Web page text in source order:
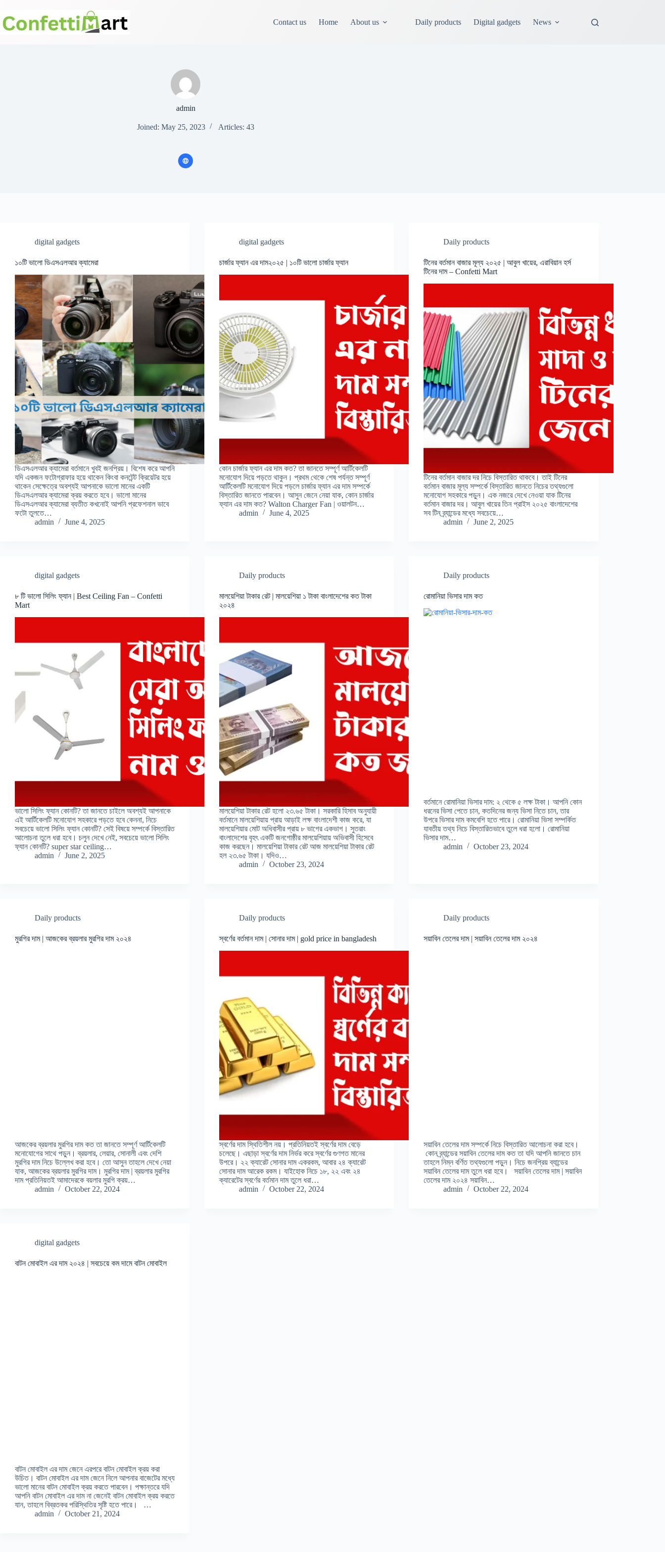
content
Contact us Home About us Daily products Digital gadgets News
admin
Joined: May 25, 2023 Articles: 43
digital gadgets
১০টি ভালো ডিএসএলআর ক্যামেরা
ডিএসএলআর ক্যামেরা বর্তমানে খুবই জনপ্রিয়। বিশেষ করে আপনি
যদি একজন ফটোগ্রাফার হয়ে থাকেন কিংবা কনটেন্ট ক্রিয়েটর হয়ে
থাকেন সেক্ষেত্রে অবশ্যই আপনাকে ভালো মানের একটি
ডিএসএলআর ক্যামেরা ক্রয় করতে হবে। ভালো মানের
ডিএসএলআর ক্যামেরা ব্যতীত কখনোই আপনি প্রফেশনাল ভাবে
ফটো তুলতে…
admin
June 4, 2025
digital gadgets
চার্জার ফ্যান এর দাম২০২৫ | ১০টি ভালো চার্জার ফ্যান
কোন চার্জার ফ্যান এর দাম কত? তা জানতে সম্পূর্ণ আর্টিকেলটি
মনোযোগ দিয়ে পড়তে থাকুন। প্রথম থেকে শেষ পর্যন্ত সম্পূর্ণ
আর্টিকেলটি মনোযোগ দিয়ে পড়লে চার্জার ফ্যান এর দাম সম্পর্কে
বিস্তারিত জানতে পারবেন। আসুন জেনে নেয়া যাক, কোন চার্জার
ফ্যান এর দাম কত? Walton Charger Fan | ওয়ালটন…
admin
June 4, 2025
Daily products
টিনের বর্তমান বাজার মূল্য ২০২৫ | আবুল খায়ের, এরাবিয়ান হর্স
টিনের দাম – Confetti Mart
টিনের বর্তমান বাজার দর নিচে বিস্তারিত থাকবে। তাই টিনের
বর্তমান বাজার মূল্য সম্পর্কে বিস্তারিত জানতে নিচের তথ্যগুলো
মনোযোগ সহকারে পড়ুন। এক নজরে দেখে নেওয়া যাক টিনের
বর্তমান বাজার দর। আবুল খায়ের তিন প্রাইস ২০২৫ বাংলাদেশের
সব টিন ব্র্যান্ডের মধ্যে সবচেয়ে…
admin
June 2, 2025
digital gadgets
৮ টি ভালো সিলিং ফ্যান | Best Ceiling Fan – Confetti
Mart
ভালো সিলিং ফ্যান কোনটি? তা জানতে চাইলে অবশ্যই আপনাকে
এই আর্টিকেলটি মনোযোগ সহকারে পড়তে হবে কেননা, নিচে
সবচেয়ে ভালো সিলিং ফ্যান কোনটি? সেই বিষয়ে সম্পর্কে বিস্তারিত
আলোচনা তুলে ধরা হবে। চলুন দেখে নেই, সবচেয়ে ভালো সিলিং
ফ্যান কোনটি? super star ceiling…
admin
June 2, 2025
Daily products
মালয়েশিয়া টাকার রেট | মালয়েশিয়া ১ টাকা বাংলাদেশের কত টাকা
২০২৪
মালয়েশিয়া টাকার রেট হলো ২৩.৬৫ টাকা। সরকারি হিসাব অনুযায়ী
বর্তমানে মালয়েশিয়ায় প্রায় আড়াই লক্ষ বাংলাদেশী কাজ করে, যা
মালয়েশিয়ার মোট অধিবাসীর প্রায় ৮ ভাগের একভাগ। সুতরাং
বাংলাদেশের বৃহৎ একটি জনগোষ্ঠীর মালয়েশিয়ায় অভিবাসী হিসেবে
কাজ করছেন। মালয়েশিয়া টাকার রেট আজ মালয়েশিয়া টাকার রেট
হল ২৩.৬৫ টাকা। যদিও…
admin
October 23, 2024
Daily products
রোমানিয়া ভিসার দাম কত
বর্তমানে রোমানিয়া ভিসার দাম: ২ থেকে ৫ লক্ষ টাকা। আপনি কোন
ধরনের ভিসা পেতে চান, কতদিনের জন্য ভিসা নিতে চান, তার
উপরে ভিসার দাম কমবেশি হতে পারে। রোমানিয়া ভিসা সম্পর্কিত
যাবতীয় তথ্য নিচে বিস্তারিতভাবে তুলে ধরা হলো। রোমানিয়া
ভিসার দাম…
admin
October 23, 2024
Daily products
মুরগির দাম | আজকের ব্রয়লার মুরগির দাম ২০২৪
আজকের ব্রয়লার মুরগির দাম কত তা জানতে সম্পূর্ণ আর্টিকেলটি
মনোযোগের সাথে পড়ুন। ব্রয়লার, লেয়ার, সোনালী এবং দেশি
মুরগির দাম নিচে উল্লেখ করা হবে। তো আসুন তাহলে দেখে নেয়া
যাক, আজকের ব্রয়লার মুরগির দাম। মুরগির দাম | ব্রয়লার মুরগির
দাম প্রতিনিয়তই আমাদেরকে বয়লার মুরগি ক্রয়…
admin
October 22, 2024
Daily products
স্বর্ণের বর্তমান দাম | সোনার দাম | gold price in bangladesh
স্বর্ণের দাম স্থিতিশীল নয়। প্রতিনিয়তই স্বর্ণের দাম বেড়ে
চলেছে। এছাড়া স্বর্ণের দাম নির্ভর করে স্বর্ণের গুণগত মানের
উপরে। ২২ ক্যারেট সোনার দাম একরকম, আবার ২৪ ক্যারেট
সোনার দাম আরেক রকম। যাইহোক নিচে ১৮, ২২ এবং ২৪
ক্যারেটের স্বর্ণের বর্তমান দাম তুলে ধরা…
admin
October 22, 2024
Daily products
সয়াবিন তেলের দাম | সয়াবিন তেলের দাম ২০২৪
সয়াবিন তেলের দাম সম্পর্কে নিচে বিস্তারিত আলোচনা করা হবে।
কোন ব্র্যান্ডের সয়াবিন তেলের দাম কত তা যদি আপনি জানতে চান
তাহলে নিম্ন বর্ণিত তথ্যগুলো পড়ুন। নিচে জনপ্রিয় ব্যান্ডের
সয়াবিন তেলের দাম তুলে ধরা হবে। সয়াবিন তেলের দাম | সয়াবিন
তেলের দাম ২০২৪ সয়াবিন…
admin
October 22, 2024
digital gadgets
বাটন মোবাইল এর দাম ২০২৪ | সবচেয়ে কম দামে বাটন মোবাইল
বাটন মোবাইল এর দাম জেনে এরপরে বাটন মোবাইল ক্রয় করা
উচিত। বাটন মোবাইল এর দাম জেনে নিলে আপনার বাজেটের মধ্যে
ভালো মানের বাটন মোবাইল ক্রয় করতে পারবেন। পক্ষান্তরে যদি
আপনি বাটন মোবাইল এর দাম না জেনেই বাটন মোবাইল ক্রয় করতে
যান, তাহলে বিব্রতকর পরিস্থিতির সৃষ্টি হতে পারে। …
admin
October 21, 2024